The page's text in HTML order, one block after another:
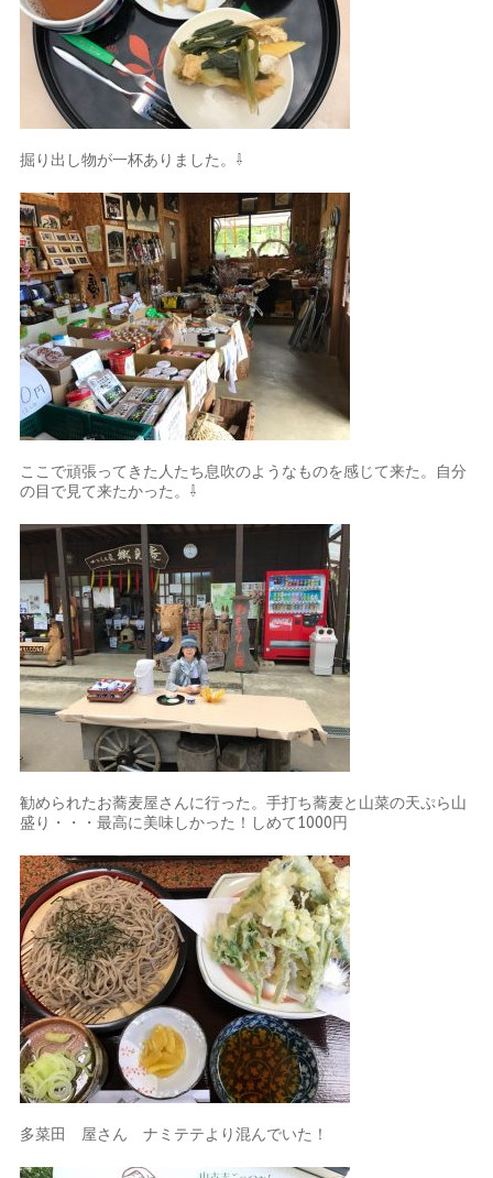
掘り出し物が一杯ありました。⇩
ここで頑張ってきた人たち息吹のようなものを感じて来た。自分
の目で見て来たかった。⇩
勧められたお蕎麦屋さんに行った。手打ち蕎麦と山菜の天ぷら山
盛り・・・最高に美味しかった！しめて1000円
多菜田 屋さん ナミテテより混んでいた！